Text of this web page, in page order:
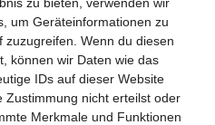
um Geräteinformationen zu
Wenn du diesen
können wir Daten wie das
IDs auf dieser Website
Zustimmung nicht erteilst oder
Merkmale und Funktionen
Geschäftsmodells sind für
unverzichtbar. Das
Model Canvas hilft, sich dabei
zu konzentrieren
im Blick zu behalten, worauf es
ankommt.